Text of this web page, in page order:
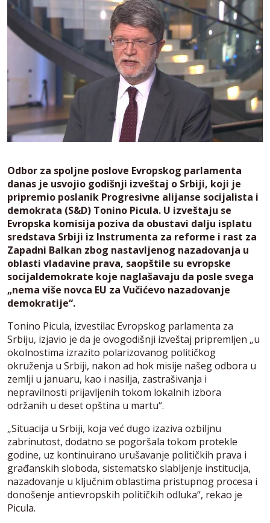
Odbor za spoljne poslove Evropskog parlamenta
danas je usvojio godišnji izveštaj o Srbiji, koji je
pripremio poslanik Progresivne alijanse socijalista i
demokrata (S&D) Tonino Picula. U izveštaju se
Evropska komisija poziva da obustavi dalju isplatu
sredstava Srbiji iz Instrumenta za reforme i rast za
Zapadni Balkan zbog nastavljenog nazadovanja u
oblasti vladavine prava, saopštile su evropske
socijaldemokrate koje naglašavaju da posle svega
„nema više novca EU za Vučićevo nazadovanje
demokratije“.
Tonino Picula, izvestilac Evropskog parlamenta za
Srbiju, izjavio je da je ovogodišnji izveštaj pripremljen „u
okolnostima izrazito polarizovanog političkog
okruženja u Srbiji, nakon ad hok misije našeg odbora u
zemlji u januaru, kao i nasilja, zastrašivanja i
nepravilnosti prijavljenih tokom lokalnih izbora
održanih u deset opština u martu“.
„Situacija u Srbiji, koja već dugo izaziva ozbiljnu
zabrinutost, dodatno se pogoršala tokom protekle
godine, uz kontinuirano urušavanje političkih prava i
građanskih sloboda, sistematsko slabljenje institucija,
nazadovanje u ključnim oblastima pristupnog procesa i
donošenje antievropskih političkih odluka“, rekao je
Picula.